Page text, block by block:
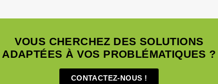
VOUS CHERCHEZ DES SOLUTIONS
ADAPTÉES À VOS PROBLÉMATIQUES ?
CONTACTEZ-NOUS !